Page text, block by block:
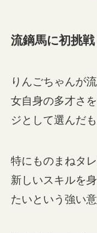
流鏑馬に初挑
りんごちゃんが
女自身の多才さ
ジとして選んだも
特にものまねタ
新しいスキルを
たいという強い